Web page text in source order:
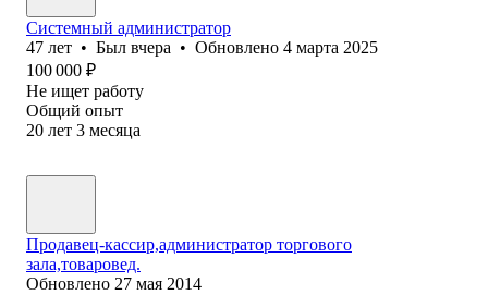
Системный администратор
47 лет • Был вчера • Обновлено 4 марта 2025
100 000 ₽
Не ищет работу
Общий опыт
20 лет 3 месяца
Продавец-кассир,администратор торгового
зала,товаровед.
Обновлено 27 мая 2014